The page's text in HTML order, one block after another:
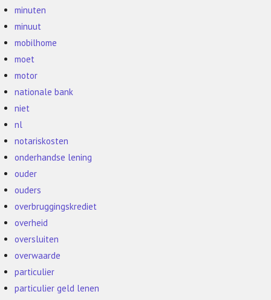
minuten
minuut
mobilhome
moet
motor
nationale bank
niet
nl
notariskosten
onderhandse lening
ouder
ouders
overbruggingskrediet
overheid
oversluiten
overwaarde
particulier
particulier geld lenen